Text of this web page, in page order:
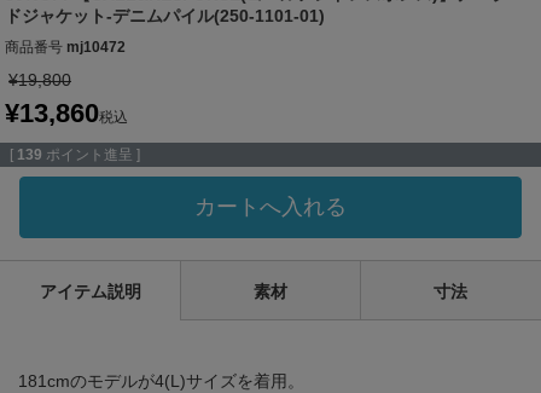
ドジャケット-デニムパイル(250-1101-01)
商品番号 mj10472
¥19,800
¥13,860税込
[ 139 ポイント進呈 ]
カートへ入れる
アイテム説明 素材 寸法
181cmのモデルが4(L)サイズを着用。